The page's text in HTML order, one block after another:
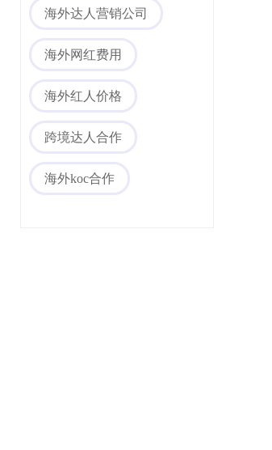
海外达人营销公司
海外网红费用
海外红人价格
跨境达人合作
海外koc合作